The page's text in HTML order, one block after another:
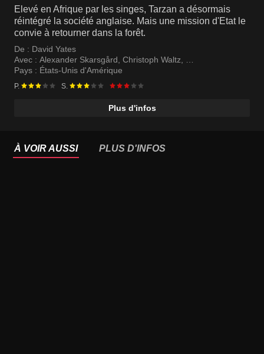
Elevé en Afrique par les singes, Tarzan a désormais
réintégré la société anglaise. Mais une mission d'Etat le
convie à retourner dans la forêt.
De : David Yates
Avec : Alexander Skarsgård, Christoph Waltz,
Samuel L. Jackson
Pays : États-Unis d'Amérique
P. S.
Plus d'infos
À VOIR AUSSI PLUS D'INFOS